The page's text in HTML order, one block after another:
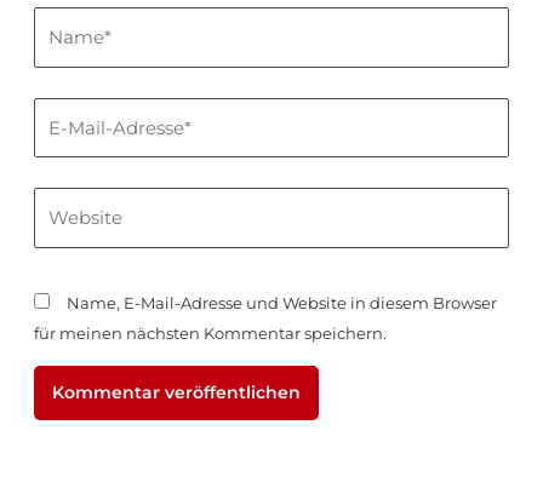
Mail-
Adresse*
Name, E-Mail-Adresse und Website in diesem Browser
für meinen nächsten Kommentar speichern.